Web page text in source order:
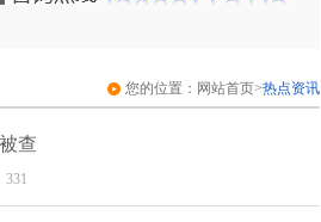
您的位置： 网站首页>热点资讯
查
331